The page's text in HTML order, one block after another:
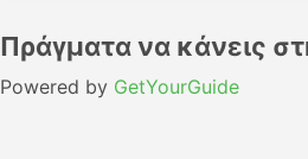
Πράγματα να κάνεις
Powered by GetYourGuide